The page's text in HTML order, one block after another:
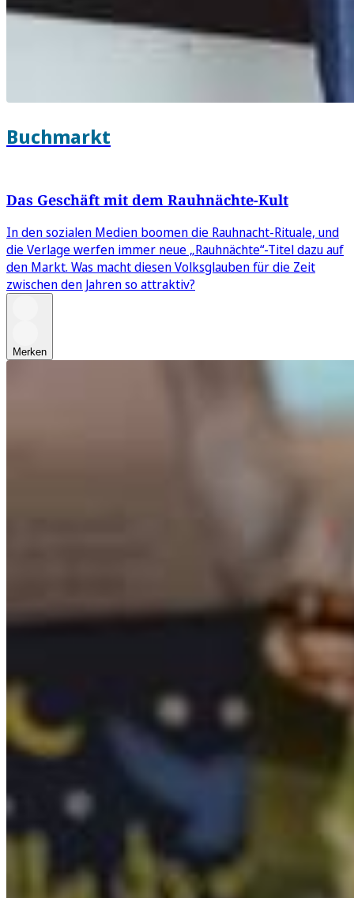
Buchmarkt
Das Geschäft mit dem Rauhnächte-Kult
In den sozialen Medien boomen die Rauhnacht-Rituale, und
die Verlage werfen immer neue „Rauhnächte“-Titel dazu auf
den Markt. Was macht diesen Volksglauben für die Zeit
zwischen den Jahren so attraktiv?
Merken